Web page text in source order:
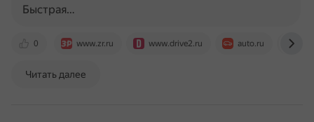
0 www.zr.ru www.drive2.ru auto.ru
Быстрая…
Читать далее